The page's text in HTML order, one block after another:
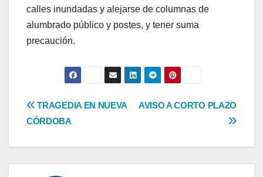
calles inundadas y alejarse de columnas de
alumbrado público y postes, y tener suma
precaución.
Navegación
AVISO A CORTO PLAZO
TRAGEDIA EN NUEVA
CÓRDOBA